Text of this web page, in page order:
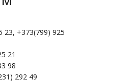
23, +373(799) 925
21
98
292 49